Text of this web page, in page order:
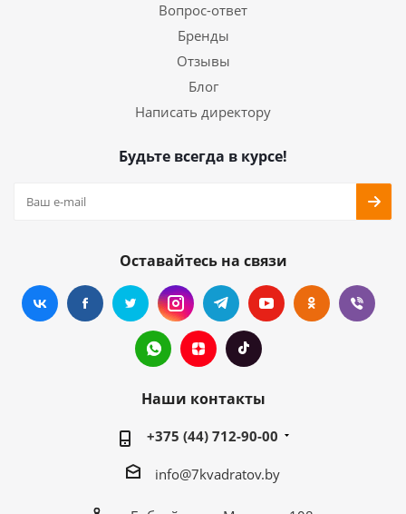
Вопрос-ответ
Бренды
Отзывы
Блог
Написать директору
Будьте всегда в курсе!
Оставайтесь на связи
Наши контакты
+375 (44) 712-90-00
info@7kvadratov.by